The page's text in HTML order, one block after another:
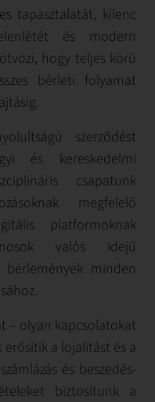
tapasztalatát, kilenc
és modern
hogy teljes körű
bérleti folyamat
szerződést
és kereskedelmi
csapatunk
megfelelő
platformoknak
valós idejű
bérlemények minden
– olyan kapcsolatokat
a lojalitást és a
és beszedés-
biztosítunk a